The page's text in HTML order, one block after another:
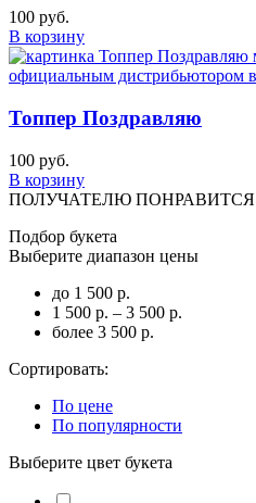
100 руб.
В корзину
Топпер Поздравляю
100 руб.
В корзину
ПОЛУЧАТЕЛЮ ПОНРАВИТСЯ
Подбор букета
Выберите диапазон цены
до 1 500 р.
1 500 р. – 3 500 р.
более 3 500 р.
Сортировать:
По цене
По популярности
Выберите цвет букета